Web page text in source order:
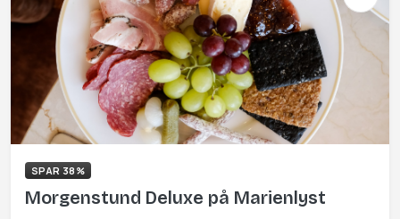
SPAR 38%
Morgenstund Deluxe på Marienlyst